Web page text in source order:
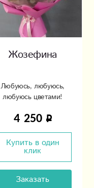
Жозефина
Любуюсь, любуюсь,
любуюсь цветами!
4 250
Купить в один
клик
Заказать